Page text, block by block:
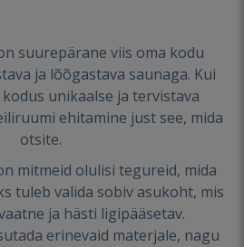
suurepärane viis oma kodu
ja lõõgastava saunaga. Kui
unikaalse ja tervistava
ehitamine just see, mida
otsite.
mitmeid olulisi tegureid, mida
tuleb valida sobiv asukoht, mis
ja hästi ligipääsetav.
erinevaid materjale, nagu